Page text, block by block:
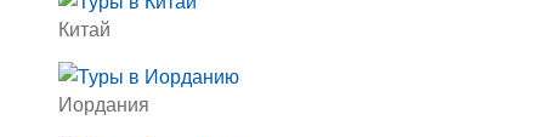
Китай
Иордания